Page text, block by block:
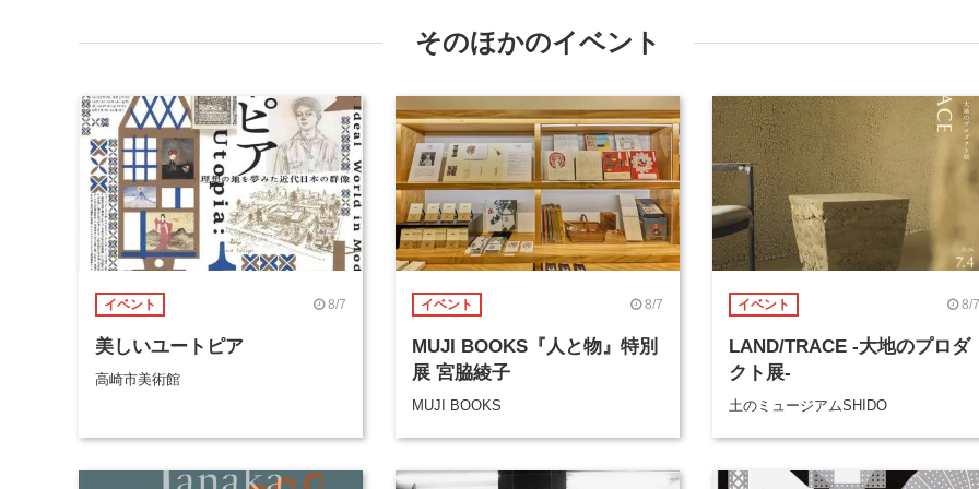
そのほかのイベント
イベント 8/7
美しいユートピア
高崎市美術館
イベント 8/7
MUJI BOOKS『人と物』特別
展 宮脇綾子
MUJI BOOKS
イベント 8/7
LAND/TRACE -大地のプロダ
クト展-
土のミュージアムSHIDO